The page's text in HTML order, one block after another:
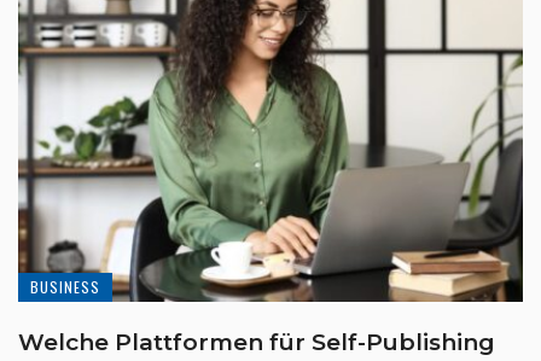
BUSINESS
Welche Plattformen für Self-Publishing